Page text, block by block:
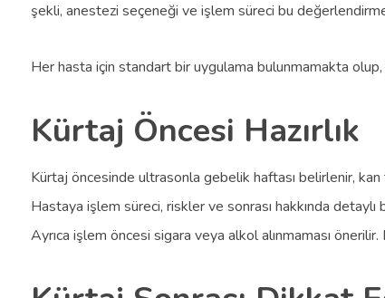
şekli, anestezi seçeneği ve işlem süreci bu
Her hasta için standart bir uygulama bulunmamakta
Kürtaj Öncesi Hazırlık
Kürtaj öncesinde ultrasonla gebelik haftası belirlenir, kan
Hastaya işlem süreci, riskler ve sonrası hakkında detaylı
Ayrıca işlem öncesi sigara veya alkol alınmaması